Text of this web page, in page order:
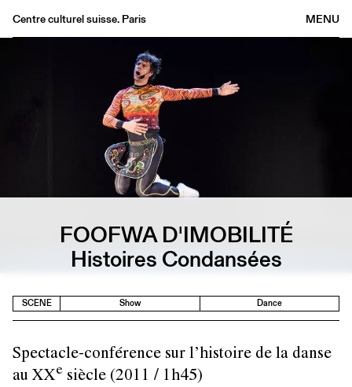
MENU
Centre culturel suisse. Paris
About
FOOFWA D'IMOBILITÉ
Histoires Condansées
SCENE Show Dance
Spectacle-conférence sur l’histoire de la danse
au XXe siècle (2011 / 1h45)